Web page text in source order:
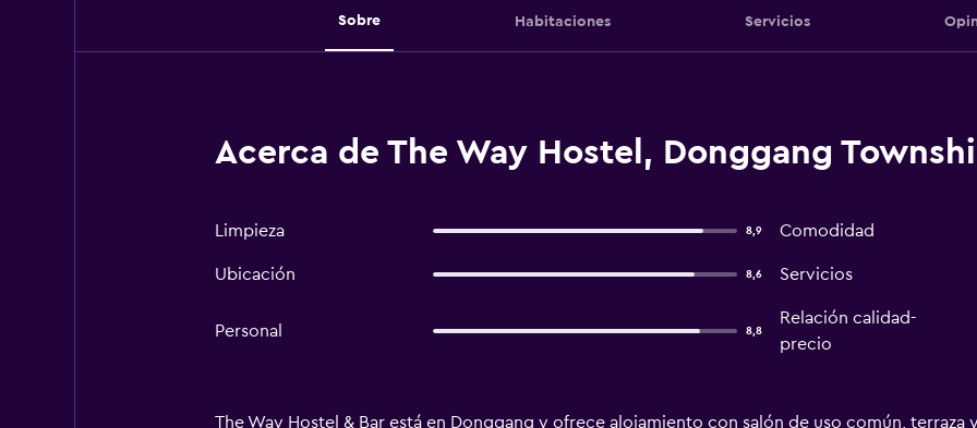
Sobre Habitaciones Servicios
Acerca de The Way Hostel, Donggang
Limpieza 8,9 Comodidad
Ubicación 8,6 Servicios
Personal 8,8
Relación calidad-
precio
The Way Hostel & Bar está en Donggang y ofrece alojamiento con salón de uso común, terraza